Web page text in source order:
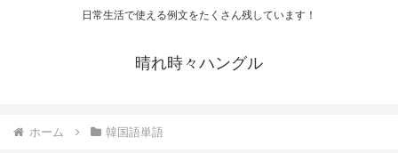
日常生活で使える例文をたくさん残しています！
晴れ時々ハングル
ホーム 韓国語単語